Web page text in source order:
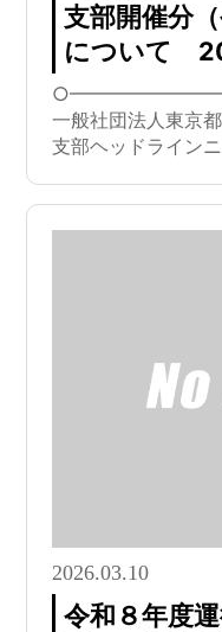
支部開催分
について
一般社団法人東京
支部ヘッドライ
2026.03.10
令和８年度